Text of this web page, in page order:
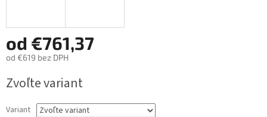
od €761,37
od €619 bez DPH
cena:
Zvoľte variant
Variant